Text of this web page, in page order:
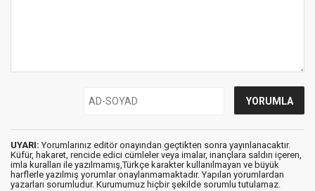
UYARI: Yorumlarınız editör onayından geçtikten sonra yayınlanacaktır.
Küfür, hakaret, rencide edici cümleler veya imalar, inançlara saldırı içeren,
imla kuralları ile yazılmamış,Türkçe karakter kullanılmayan ve büyük
harflerle yazılmış yorumlar onaylanmamaktadır. Yapılan yorumlardan
yazarları sorumludur. Kurumumuz hiçbir şekilde sorumlu tutulamaz.